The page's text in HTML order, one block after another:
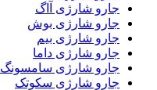
جارو شارژی آاگ
جارو شارژی بوش
جارو شارژی بیم
جارو شارژی داما
جارو شارژی سامسونگ
جارو شارژی سکوتک